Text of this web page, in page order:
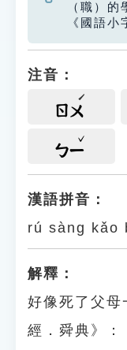
（職）
《國語
注音：
ㄖㄨ
ㄅㄧ
漢語拼音：
rú sàng kǎo
解釋：
好像死了父母
經．舜典》：